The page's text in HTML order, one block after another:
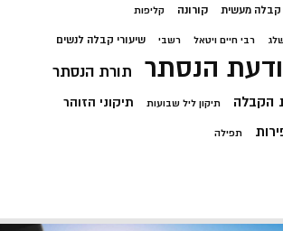
קבלה מעשית קורונה קליפות
רבי חיים ויטאל רשבי שיעורי קבלה לנשים
הנסתר תורת הנסתר
הקבלה תיקון ליל שבועות תיקוני הזוהר
תפילה